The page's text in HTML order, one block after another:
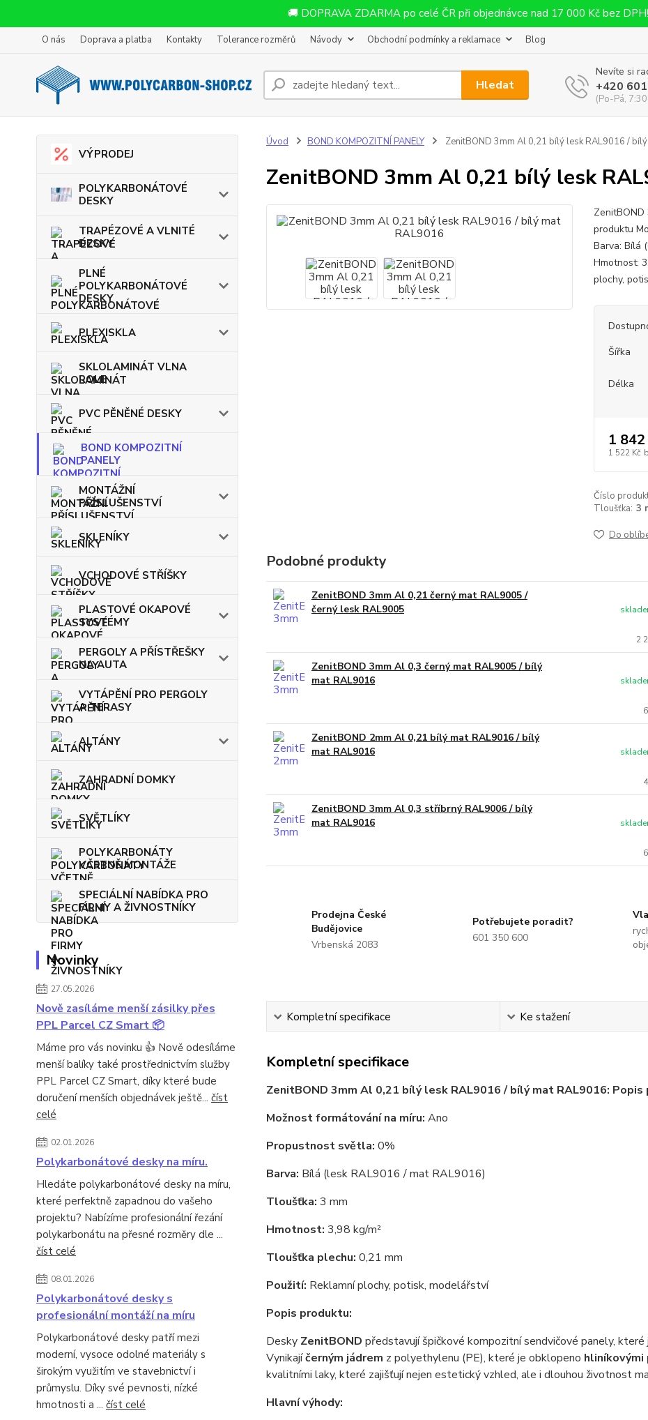
🚚 DOPRAVA ZDARMA po celé ČR při objednávce nad 17 000 Kč bez DPH!
O nás Doprava a platba Kontakty Tolerance rozměrů Návody Obchodní podmínky a reklamace Blog
Hledat
Nevíte si
+420
(Po-Pá,
VÝPRODEJ
POLYKARBONÁTOVÉ
DESKY
TRAPÉZOVÉ A VLNITÉ
DESKY
PLNÉ
POLYKARBONÁTOVÉ
DESKY
PLEXISKLA
SKLOLAMINÁT VLNA
ROLE
PVC PĚNĚNÉ DESKY
BOND KOMPOZITNÍ
PANELY
MONTÁŽNÍ
PŘÍSLUŠENSTVÍ
SKLENÍKY
VCHODOVÉ STŘÍŠKY
PLASTOVÉ OKAPOVÉ
SYSTÉMY
PERGOLY A PŘÍSTŘEŠKY
NA AUTA
VYTÁPĚNÍ PRO PERGOLY
A TERASY
ALTÁNY
ZAHRADNÍ DOMKY
SVĚTLÍKY
POLYKARBONÁTY
VČETNĚ MONTÁŽE
SPECIÁLNÍ NABÍDKA PRO
FIRMY A ŽIVNOSTNÍKY
Novinky
27.05.2026
Nově zasíláme menší zásilky přes
PPL Parcel CZ Smart 📦
Máme pro vás novinku 👍 Nově odesíláme
menší balíky také prostřednictvím služby
PPL Parcel CZ Smart, díky které bude
doručení menších objednávek ještě... číst
celé
02.01.2026
Polykarbonátové desky na míru.
Hledáte polykarbonátové desky na míru,
které perfektně zapadnou do vašeho
projektu? Nabízíme profesionální řezání
polykarbonátu na přesné rozměry dle ...
číst celé
08.01.2026
Polykarbonátové desky s
profesionální montáží na míru
Polykarbonátové desky patří mezi
moderní, vysoce odolné materiály s
širokým využitím ve stavebnictví i
průmyslu. Díky své pevnosti, nízké
hmotnosti a ... číst celé
Úvod BOND KOMPOZITNÍ PANELY ZenitBOND 3mm Al 0,21 bílý lesk RAL9016 /
ZenitBOND 3mm Al 0,21 bílý lesk
ZenitBOND
produktu
Barva: Bílá
Hmotnost:
plochy,
Šířka
Délka
1 842
1 522 Kč
Číslo
Tloušťka: 3
Do
Podobné produkty
ZenitBOND 3mm Al 0,21 černý mat RAL9005 /
černý lesk RAL9005
2
ZenitBOND 3mm Al 0,3 černý mat RAL9005 / bílý
mat RAL9016
ZenitBOND 2mm Al 0,21 bílý mat RAL9016 / bílý
mat RAL9016
ZenitBOND 3mm Al 0,3 stříbrný RAL9006 / bílý
mat RAL9016
Prodejna České
Budějovice
Vrbenská 2083
Potřebujete poradit?
601 350 600
Kompletní specifikace Ke stažení
Kompletní specifikace
ZenitBOND 3mm Al 0,21 bílý lesk RAL9016 / bílý mat RAL9016: Popis
Možnost formátování na míru: Ano
Propustnost světla: 0%
Barva: Bílá (lesk RAL9016 / mat RAL9016)
Tloušťka: 3 mm
Hmotnost: 3,98 kg/m²
Tloušťka plechu: 0,21 mm
Použití: Reklamní plochy, potisk, modelářství
Popis produktu:
Desky ZenitBOND představují špičkové kompozitní sendvičové panely,
Vynikajíčerným jádrem z polyethylenu (PE), které je obklopeno hliníkovými
kvalitními laky, které zajišťují nejen estetický vzhled, ale i dlouhou životnost
Hlavní výhody: